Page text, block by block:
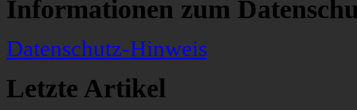
Informationen zum
Datenschutz-Hinweis
Letzte Artikel